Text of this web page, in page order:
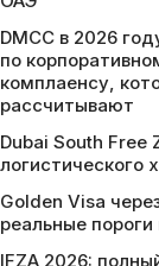
DMCC в 2026
по
комплаенсу,
рассчитывают
Dubai South Free
логистического
Golden Visa
реальные
IFZA 2026: